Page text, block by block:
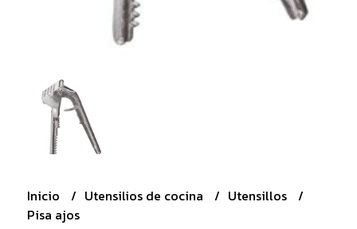
Inicio Utensilios de cocina
Utensillos
Pisa ajos